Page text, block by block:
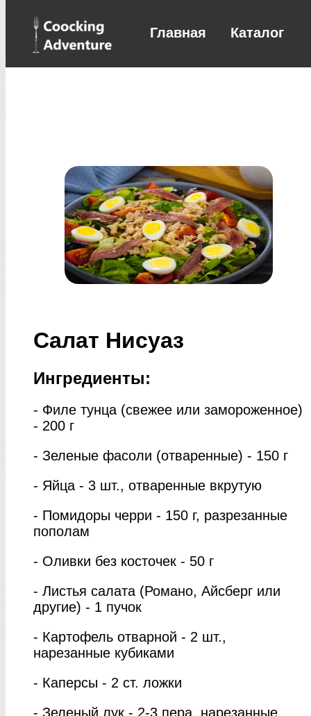
Главная Каталог
Салат Нисуаз
Ингредиенты:
- Филе тунца (свежее или замороженное)
- 200 г
- Зеленые фасоли (отваренные) - 150 г
- Яйца - 3 шт., отваренные вкрутую
- Помидоры черри - 150 г, разрезанные
пополам
- Оливки без косточек - 50 г
- Листья салата (Романо, Айсберг или
другие) - 1 пучок
- Картофель отварной - 2 шт.,
нарезанные кубиками
- Каперсы - 2 ст. ложки
- Зеленый лук - 2-3 пера, нарезанные